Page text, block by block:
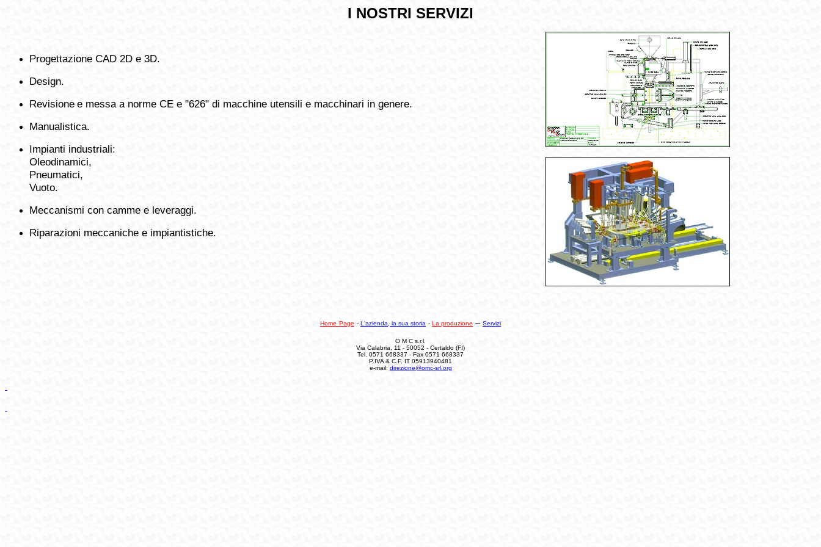
I NOSTRI SERVIZI
Progettazione CAD 2D e 3D.
Design.
Revisione e messa a norme CE e "626" di macchine utensili e macchinari in genere.
Manualistica.
Impianti industriali:
Oleodinamici,
Pneumatici,
Vuoto.
Meccanismi con camme e leveraggi.
Riparazioni meccaniche e impiantistiche.
Home Page - L'azienda, la sua storia - La produzione – Servizi
O M C s.r.l.
Via Calabria, 11 - 50052 - Certaldo (FI)
Tel. 0571 668337 - Fax 0571 668337
P.IVA & C.F. IT 05913940481
e-mail: direzione@omc-srl.org